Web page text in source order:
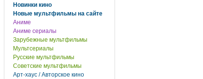
Новинки кино
Новые мультфильмы на сайте
Аниме
Аниме сериалы
Зарубежные мультфильмы
Мультсериалы
Русские мультфильмы
Советские мультфильмы
Арт-хаус / Авторское кино